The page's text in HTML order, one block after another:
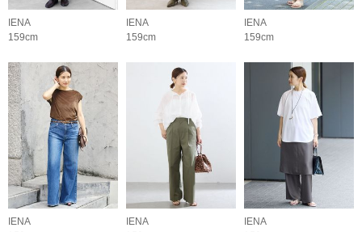
IENA
159cm
IENA
159cm
IENA
159cm
IENA
IENA
IENA